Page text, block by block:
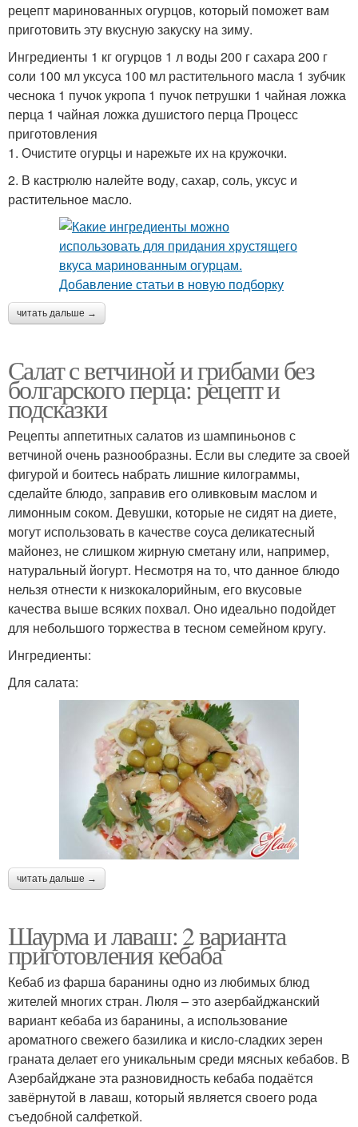
рецепт маринованных огурцов, который поможет вам
приготовить эту вкусную закуску на зиму.
Ингредиенты 1 кг огурцов 1 л воды 200 г сахара 200 г
соли 100 мл уксуса 100 мл растительного масла 1 зубчик
чеснока 1 пучок укропа 1 пучок петрушки 1 чайная ложка
перца 1 чайная ложка душистого перца Процесс
приготовления
1. Очистите огурцы и нарежьте их на кружочки.
2. В кастрюлю налейте воду, сахар, соль, уксус и
растительное масло.
читать дальше →
Салат с ветчиной и грибами без
болгарского перца: рецепт и
подсказки
Рецепты аппетитных салатов из шампиньонов с
ветчиной очень разнообразны. Если вы следите за своей
фигурой и боитесь набрать лишние килограммы,
сделайте блюдо, заправив его оливковым маслом и
лимонным соком. Девушки, которые не сидят на диете,
могут использовать в качестве соуса деликатесный
майонез, не слишком жирную сметану или, например,
натуральный йогурт. Несмотря на то, что данное блюдо
нельзя отнести к низкокалорийным, его вкусовые
качества выше всяких похвал. Оно идеально подойдет
для небольшого торжества в тесном семейном кругу.
Ингредиенты:
Для салата:
читать дальше →
Шаурма и лаваш: 2 варианта
приготовления кебаба
Кебаб из фарша баранины одно из любимых блюд
жителей многих стран. Люля – это азербайджанский
вариант кебаба из баранины, а использование
ароматного свежего базилика и кисло-сладких зерен
граната делает его уникальным среди мясных кебабов. В
Азербайджане эта разновидность кебаба подаётся
завёрнутой в лаваш, который является своего рода
съедобной салфеткой.